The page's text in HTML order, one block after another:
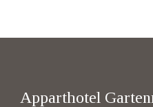
Apparthotel